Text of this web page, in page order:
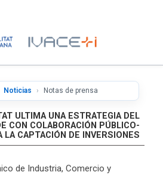
Noticias Notas de prensa
ULTIMA UNA ESTRATEGIA DEL
CON COLABORACIÓN PÚBLICO-
LA CAPTACIÓN DE INVERSIONES
de Industria, Comercio y